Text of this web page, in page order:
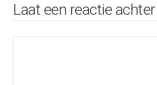
Laat een reactie achter